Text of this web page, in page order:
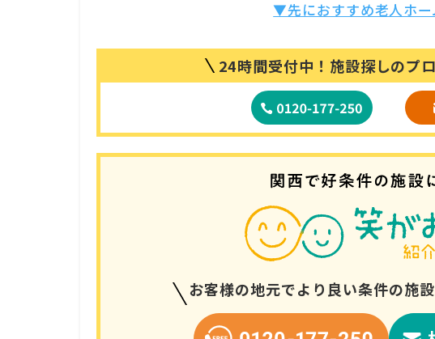
▼先におすすめ老人ホ
24時間受付中！ 施設探しのプ
お客様の地元でより良い条件の施